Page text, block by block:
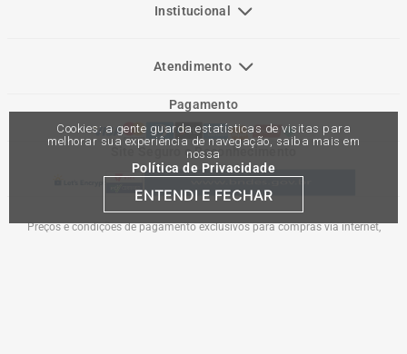
Cookies: a gente guarda estatísticas de visitas para
melhorar sua experiência de navegação, saiba mais em
nossa
Política de Privacidade
ENTENDI E FECHAR
Institucional
Atendimento
Pagamento
Site Seguro e Reconhecimento
Preços e condições de pagamento exclusivos para compras via internet,